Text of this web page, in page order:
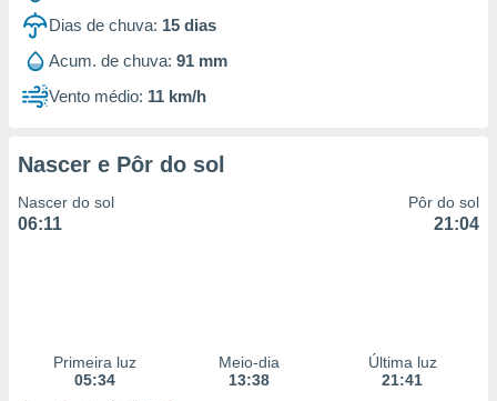
Dias de chuva: 15 dias
Acum. de chuva: 91 mm
Vento médio: 11 km/h
Nascer e Pôr do sol
Nascer do sol
06:11
Pôr do sol
21:04
Primeira luz
05:34
Meio-dia
13:38
Última luz
21:41